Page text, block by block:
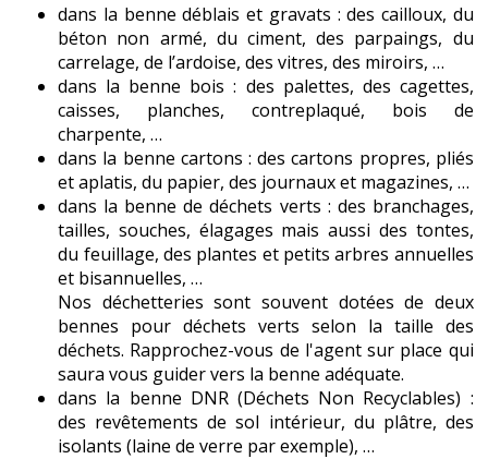
dans la benne déblais et gravats : des cailloux, du
béton non armé, du ciment, des parpaings, du
carrelage, de l’ardoise, des vitres, des miroirs, …
dans la benne bois : des palettes, des cagettes,
caisses, planches, contreplaqué, bois de
charpente, …
dans la benne cartons : des cartons propres, pliés
et aplatis, du papier, des journaux et magazines, …
dans la benne de déchets verts : des branchages,
tailles, souches, élagages mais aussi des tontes,
du feuillage, des plantes et petits arbres annuelles
et bisannuelles, …
Nos déchetteries sont souvent dotées de deux
bennes pour déchets verts selon la taille des
déchets. Rapprochez-vous de l'agent sur place qui
saura vous guider vers la benne adéquate.
dans la benne DNR (Déchets Non Recyclables) :
des revêtements de sol intérieur, du plâtre, des
isolants (laine de verre par exemple), …